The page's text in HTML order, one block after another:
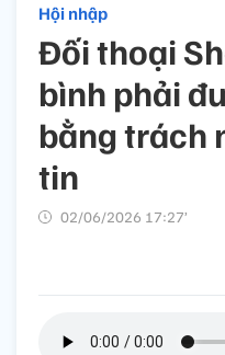
Hội nhập
Đối thoại
bình phải
bằng trách
tin
02/06/2026 17:27’